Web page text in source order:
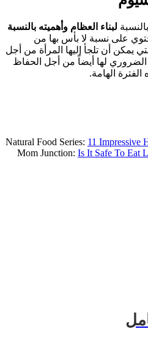
لبناء العظام وأهميته بالنسبة
على نسبة لا بأس بها من
يمكن أن تلجأ إليها المرأة من أجل
لها أيضاً من أجل الحفاظ
الهامة.
Natural Food Series: 11 Impressive
Mom Junction: Is It Safe To Eat